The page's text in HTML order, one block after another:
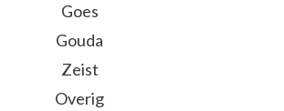
Goes
Gouda
Zeist
Overig